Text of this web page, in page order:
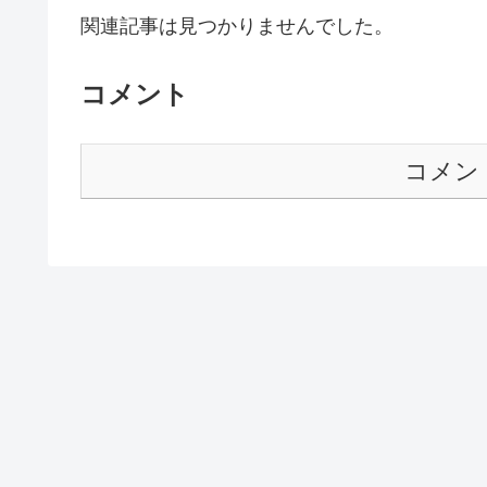
関連記事は見つかりませんでした。
コメント
コメン